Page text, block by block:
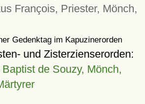
François, Priester, Mönch,
Gedenktag im Kapuzinerorden
und Zisterzienserorden:
de Souzy, Mönch,